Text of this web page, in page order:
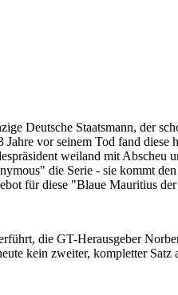
Deutsche Staatsmann, der
vor seinem Tod fand diese
weiland mit Abscheu
die Serie - sie kommt
für diese "Blaue Mauritius
die GT-Herausgeber
kein zweiter, kompletter Satz